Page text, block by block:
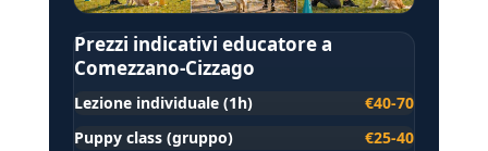
Prezzi indicativi educatore a
Comezzano-Cizzago
Lezione individuale (1h)
€40-70
Puppy class (gruppo)
€25-40